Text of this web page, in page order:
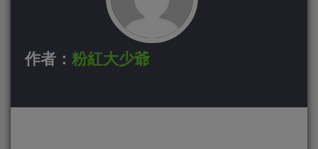
作者： 粉紅大少爺